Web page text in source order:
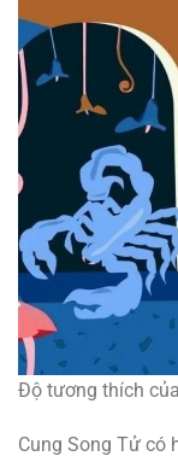
Độ tương thích
Cung Song Tử có